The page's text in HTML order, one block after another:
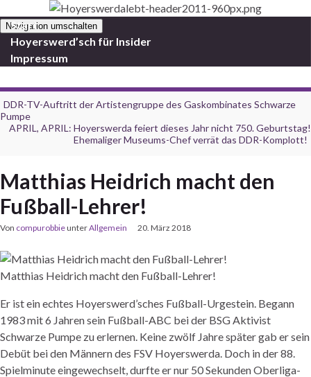
Navigation umschalten
Start
Hoyerswerd’sch für Insider
Impressum
DDR-TV-Auftritt der Artistengruppe des Gaskombinates Schwarze
Pumpe
APRIL, APRIL: Hoyerswerda feiert dieses Jahr nicht 750. Geburtstag!
Ehemaliger Museums-Chef verrät das DDR-Komplott!
Matthias Heidrich macht den
Fußball-Lehrer!
Von compurobbieunterAllgemein 20. März 2018
Matthias Heidrich macht den Fußball-Lehrer!
Er ist ein echtes Hoyerswerd’sches Fußball-Urgestein. Begann
1983 mit 6 Jahren sein Fußball-ABC bei der BSG Aktivist
Schwarze Pumpe zu erlernen. Keine zwölf Jahre später gab er sein
Debüt bei den Männern des FSV Hoyerswerda. Doch in der 88.
Spielminute eingewechselt, durfte er nur 50 Sekunden Oberliga-